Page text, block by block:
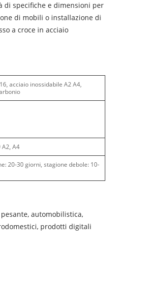
di specifiche e dimensioni per
di mobili o installazione di
a croce in acciaio
acciaio inossidabile A2 A4,
A2, A4
20-30 giorni, stagione debole: 10-
automobilistica,
prodotti digitali